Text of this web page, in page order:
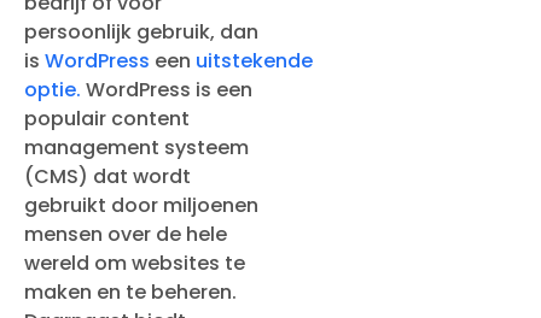
persoonlijk gebruik, dan
is WordPress een uitstekende
optie. WordPress is een
populair content
management systeem
(CMS) dat wordt
gebruikt door miljoenen
mensen over de hele
wereld om websites te
maken en te beheren.